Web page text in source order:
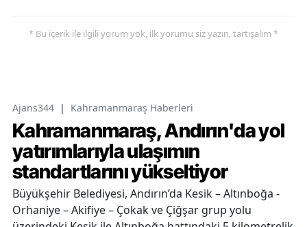
* Bu içerik ile ilgili yorum yok, ilk yorumu siz yazın, tartışalım *
Ajans344 | Kahramanmaraş Haberleri
Kahramanmaraş, Andırın'da yol
yatırımlarıyla ulaşımın
standartlarını yükseltiyor
Büyükşehir Belediyesi, Andırın’da Kesik – Altınboğa -
Orhaniye – Akifiye – Çokak ve Çiğşar grup yolu